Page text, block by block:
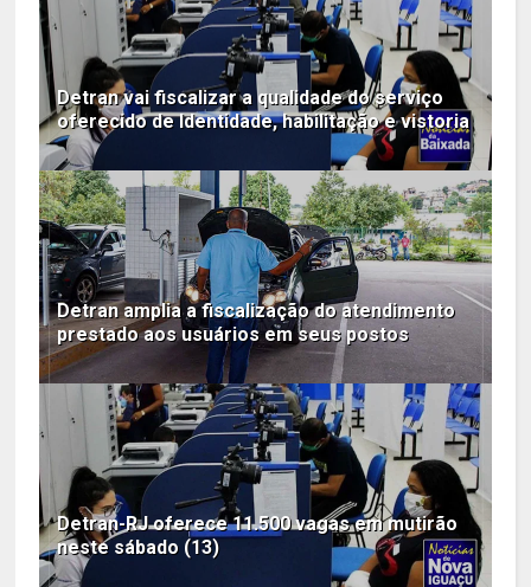
Detran vai fiscalizar a qualidade do serviço
oferecido de Identidade, habilitação e vistoria
Detran amplia a fiscalização do atendimento
prestado aos usuários em seus postos
Detran-RJ oferece 11.500 vagas em mutirão
neste sábado (13)